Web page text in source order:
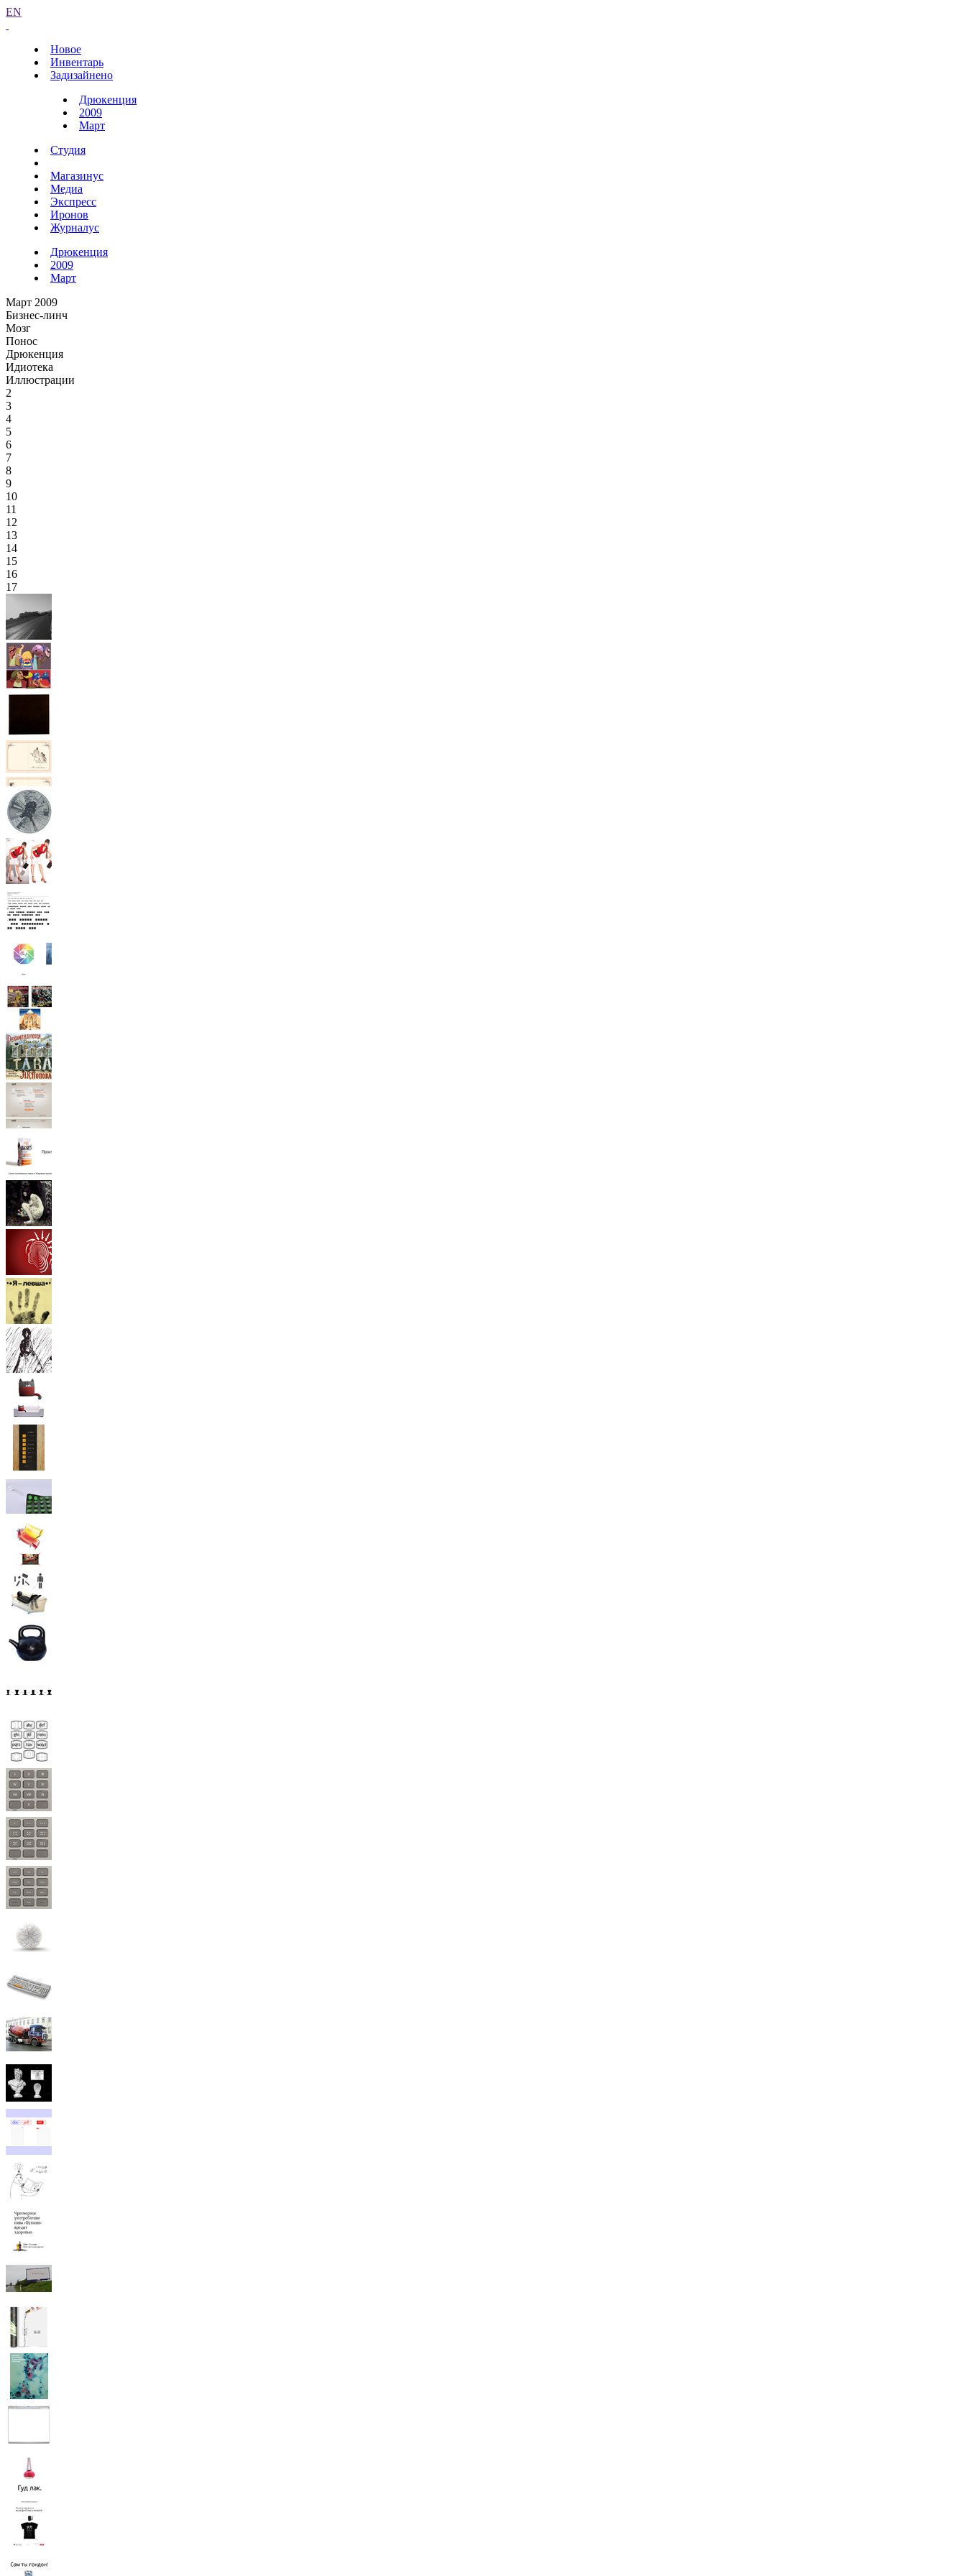
EN
Новое
Инвентарь
Задизайнено
Дрюкенция
2009
Март
Студия
Магазинус
Медиа
Экспресс
Иронов
Журналус
Дрюкенция
2009
Март
Март 2009
Бизнес-линч
Мозг
Понос
Дрюкенция
Идиотека
Иллюстрации
2
3
4
5
6
7
8
9
10
11
12
13
14
15
16
17